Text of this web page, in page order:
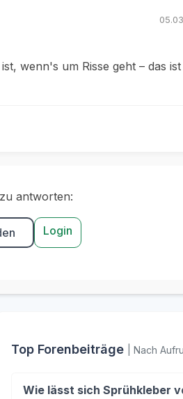
wenn's um Risse geht – das
antworten:
Login
Top Forenbeiträge | Nach
Wie lässt sich Sprühkleber